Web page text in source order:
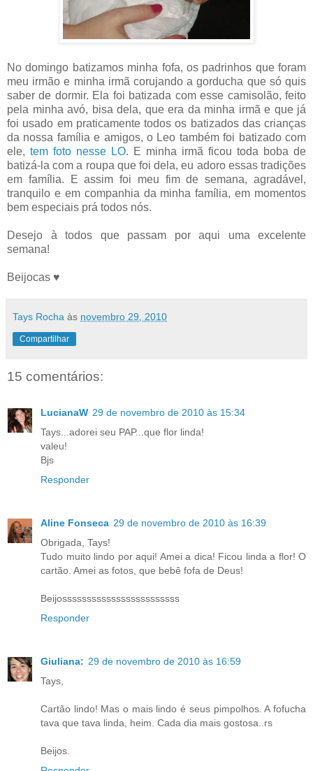
No domingo batizamos minha fofa, os padrinhos que foram
meu irmão e minha irmã corujando a gorducha que só quis
saber de dormir. Ela foi batizada com esse camisolão, feito
pela minha avó, bisa dela, que era da minha irmã e que já
foi usado em praticamente todos os batizados das crianças
da nossa família e amigos, o Leo também foi batizado com
ele, tem foto nesse LO. E minha irmã ficou toda boba de
batizá-la com a roupa que foi dela, eu adoro essas tradições
em família. E assim foi meu fim de semana, agradável,
tranquilo e em companhia da minha família, em momentos
bem especiais prá todos nós.
Desejo à todos que passam por aqui uma excelente
semana!
Beijocas ♥
Tays Rocha às novembro 29, 2010
Compartilhar
15 comentários:
LucianaW 29 de novembro de 2010 às 15:34
Tays...adorei seu PAP...que flor linda!
valeu!
Bjs
Responder
Aline Fonseca 29 de novembro de 2010 às 16:39
Obrigada, Tays!
Tudo muito lindo por aqui! Amei a dica! Ficou linda a flor! O
cartão. Amei as fotos, que bebê fofa de Deus!
Beijossssssssssssssssssssssss
Responder
Giuliana: 29 de novembro de 2010 às 16:59
Tays,
Cartão lindo! Mas o mais lindo é seus pimpolhos. A fofucha
tava que tava linda, heim. Cada dia mais gostosa..rs
Beijos.